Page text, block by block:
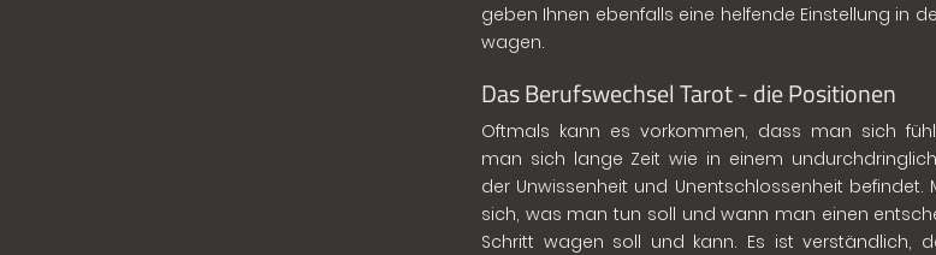
geben Ihnen ebenfalls eine helfende Einstellung in
wagen.
Das Berufswechsel Tarot - die Positionen
Oftmals kann es vorkommen, dass man sich
man sich lange Zeit wie in einem
der Unwissenheit und Unentschlossenheit befindet.
sich, was man tun soll und wann man einen
Schritt wagen soll und kann. Es ist verständlich,